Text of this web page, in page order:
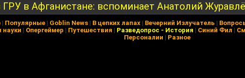
ГРУ в Афганистане: вспоминает Анатолий
| Популярные | Goblin News | В цепких лапах | Вечерний Излучатель |
науки | Опергеймер | Путешествия | Разведопрос - История | Синий Фил |
Персоналии | Разное